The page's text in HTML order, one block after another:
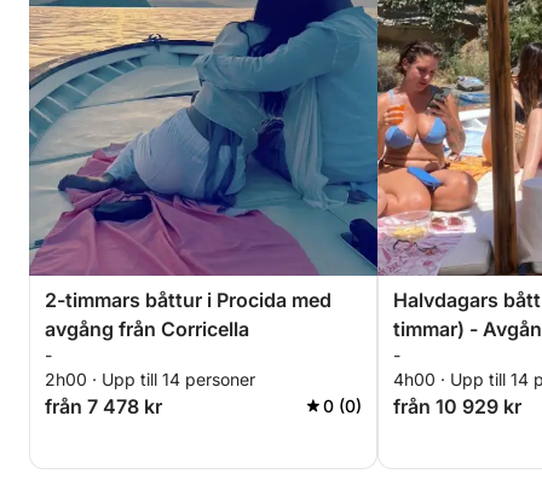
2-timmars båttur i Procida med
avgång från Corricella
-
2h00 · Upp till 14 personer
från 7 478 kr 0 (0)
Halvdagars
timmar) -
Corricella/
Acquamorta -
-
4h00 · Upp till 14
från 10 929 kr